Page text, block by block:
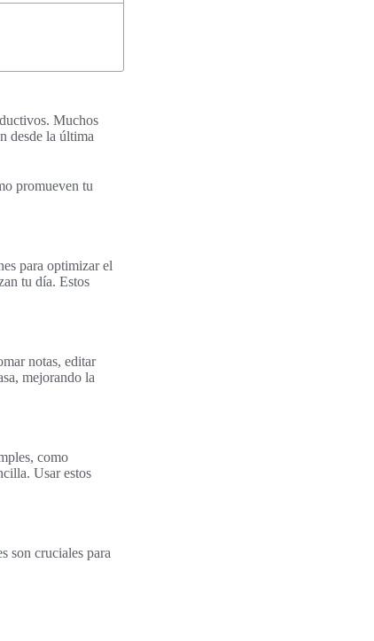
Muchos
desde la última
promueven tu
para optimizar el
tu día. Estos
notas, editar
mejorando la
como
Usar estos
son cruciales para